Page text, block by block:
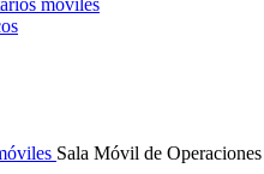
móviles
Sala Móvil de Operaciones